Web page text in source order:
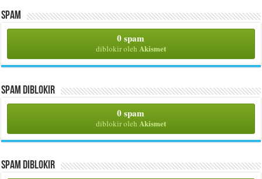
Spam
0 spam
diblokir oleh Akismet
Spam Diblokir
0 spam
diblokir oleh Akismet
Spam Diblokir